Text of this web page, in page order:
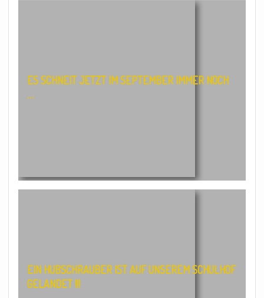
ES SCHNEIT JETZT IM SEPTEMBER IMMER NOCH
…
EIN HUBSCHRAUBER IST AUF UNSEREM SCHULHOF
GELANDET !!!